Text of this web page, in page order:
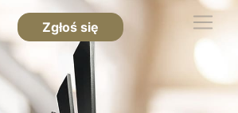
Zgłoś się